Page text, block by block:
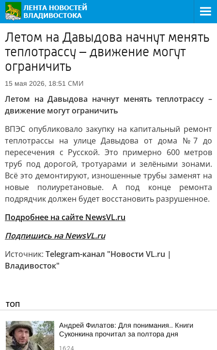
Летом на Давыдова начнут менять
теплотрассу – движение могут
ограничить
15 мая 2026, 18:51 СМИ
Летом на Давыдова начнут менять теплотрассу –
движение могут ограничить
ВПЭС опубликовало закупку на капитальный ремонт
теплотрассы на улице Давыдова от дома №7 до
пересечения с Русской. Это примерно 600 метров
труб под дорогой, тротуарами и зелёными зонами.
Всё это демонтируют, изношенные трубы заменят на
новые полиуретановые. А под конце ремонта
подрядчик должен будет восстановить разрушенное.
Подробнее на сайте NewsVL.ru
Подпишись на NewsVL.ru
Источник: Telegram-канал "Новости VL.ru |
Владивосток"
ТОП
Андрей Филатов: Для понимания.. Книги
Суконкина прочитал за полтора дня
16:24